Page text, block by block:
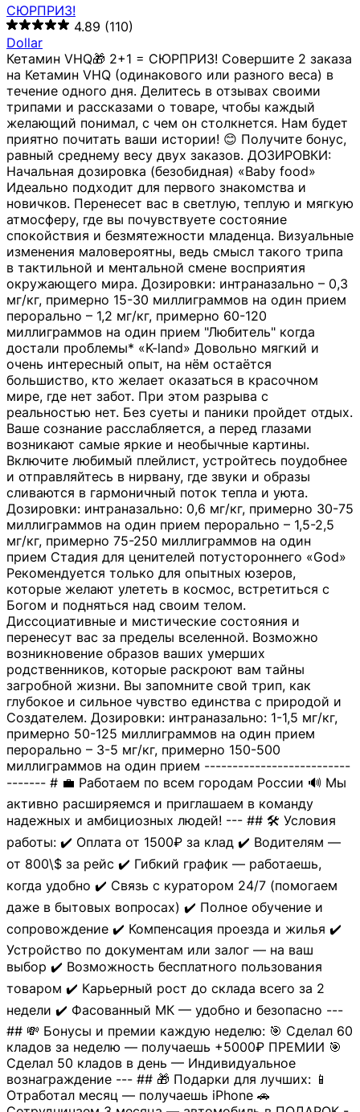
СЮРПРИЗ!
4.89 (110)
Dollar
Кетамин VHQ🎁 2+1 = СЮРПРИЗ! Совершите 2 заказа
на Кетамин VHQ (одинакового или разного веса) в
течение одного дня. Делитесь в отзывах своими
трипами и рассказами о товаре, чтобы каждый
желающий понимал, с чем он столкнется. Нам будет
приятно почитать ваши истории! 😊 Получите бонус,
равный среднему весу двух заказов. ДОЗИРОВКИ:
Начальная дозировка (безобидная) «Baby food»
Идеально подходит для первого знакомства и
новичков. Перенесет вас в светлую, теплую и мягкую
атмосферу, где вы почувствуете состояние
спокойствия и безмятежности младенца. Визуальные
изменения маловероятны, ведь смысл такого трипа
в тактильной и ментальной смене восприятия
окружающего мира. Дозировки: интраназально – 0,3
мг/кг, примерно 15-30 миллиграммов на один прием
перорально – 1,2 мг/кг, примерно 60-120
миллиграммов на один прием "Любитель" когда
достали проблемы* «K-land» Довольно мягкий и
очень интересный опыт, на нём остаётся
большиство, кто желает оказаться в красочном
мире, где нет забот. При этом разрыва с
реальностью нет. Без суеты и паники пройдет отдых.
Ваше сознание расслабляется, а перед глазами
возникают самые яркие и необычные картины.
Включите любимый плейлист, устройтесь поудобнее
и отправляйтесь в нирвану, где звуки и образы
сливаются в гармоничный поток тепла и уюта.
Дозировки: интраназально: 0,6 мг/кг, примерно 30-75
миллиграммов на один прием перорально – 1,5-2,5
мг/кг, примерно 75-250 миллиграммов на один
прием Стадия для ценителей потустороннего «God»
Рекомендуется только для опытных юзеров,
которые желают улететь в космос, встретиться с
Богом и подняться над своим телом.
Диссоциативные и мистические состояния и
перенесут вас за пределы вселенной. Возможно
возникновение образов ваших умерших
родственников, которые раскроют вам тайны
загробной жизни. Вы запомните свой трип, как
глубокое и сильное чувство единства с природой и
Создателем. Дозировки: интраназально: 1-1,5 мг/кг,
примерно 50-125 миллиграммов на один прием
перорально – 3-5 мг/кг, примерно 150-500
миллиграммов на один прием --------------------------
------- # 💼 Работаем по всем городам России 🔊 Мы
активно расширяемся и приглашаем в команду
надежных и амбициозных людей! --- ## 🛠 Условия
работы: ✔️ Оплата от 1500₽ за клад ✔️ Водителям —
от 800\$ за рейс ✔️ Гибкий график — работаешь,
когда удобно ✔️ Связь с куратором 24/7 (помогаем
даже в бытовых вопросах) ✔️ Полное обучение и
сопровождение ✔️ Компенсация проезда и жилья ✔️
Устройство по документам или залог — на ваш
выбор ✔️ Возможность бесплатного пользования
товаром ✔️ Карьерный рост до склада всего за 2
недели ✔️ Фасованный МК — удобно и безопасно ---
## 💸 Бонусы и премии каждую неделю: 🎯 Сделал 60
кладов за неделю — получаешь +5000₽ ПРЕМИИ 🎯
Сделал 50 кладов в день — Индивидуальное
вознаграждение --- ## 🎁 Подарки для лучших: 📱
Отработал месяц — получаешь iPhone 🚗